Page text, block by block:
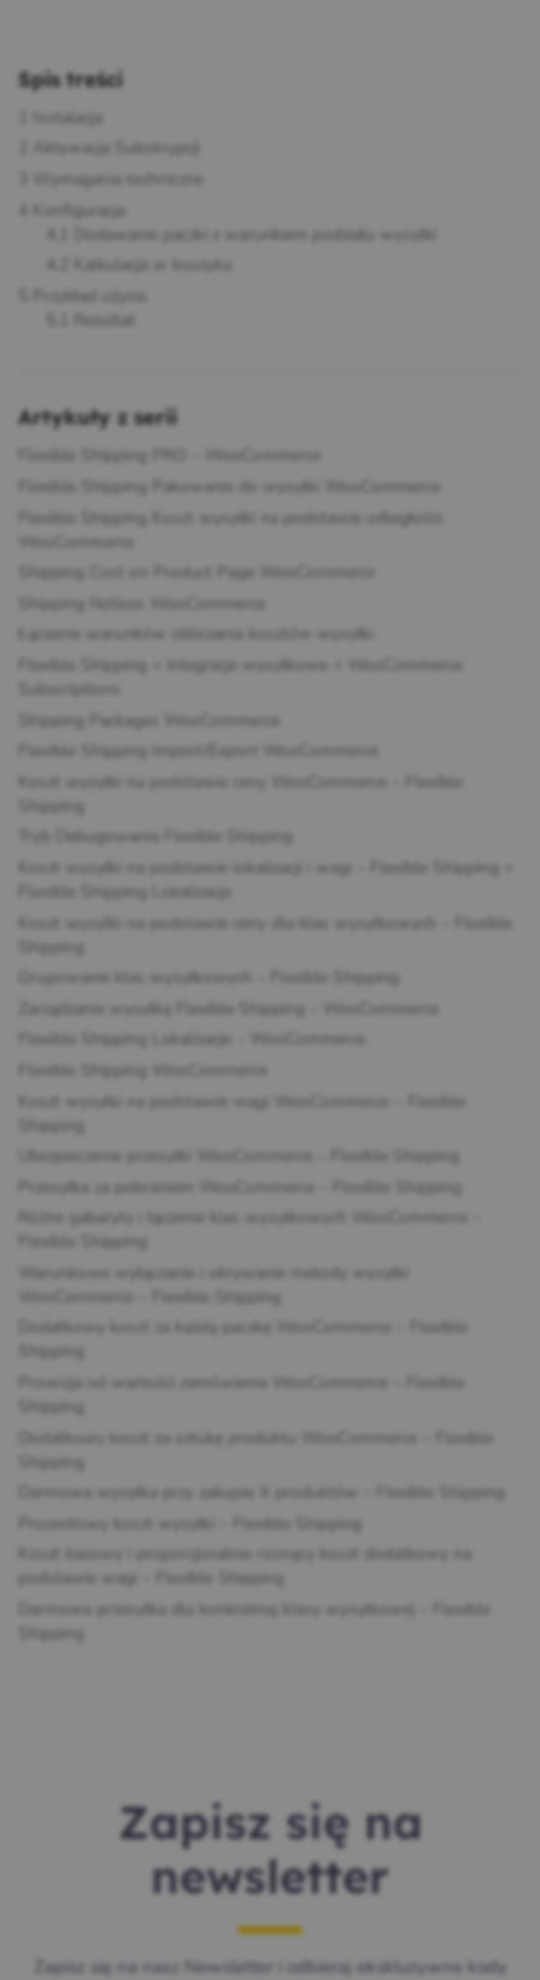
Spis treści
Instalacja
Aktywacja Subskrypcji
Wymagania techniczne
Konfiguracja
Dodawanie paczki z warunkiem podziału wysyłki
Kalkulacja w koszyku
Przykład użycia
Rezultat
Artykuły z serii
Flexible Shipping PRO – WooCommerce
Flexible Shipping Pakowanie do wysyłki WooCommerce
Flexible Shipping Koszt wysyłki na podstawie odległości
WooCommerce
Shipping Cost on Product Page WooCommerce
Shipping Notices WooCommerce
Łączenie warunków obliczania kosztów wysyłki
Flexible Shipping + integracje wysyłkowe + WooCommerce
Subscriptions
Shipping Packages WooCommerce
Flexible Shipping Import/Export WooCommerce
Koszt wysyłki na podstawie ceny WooCommerce – Flexible
Shipping
Tryb Debugowania Flexible Shipping
Koszt wysyłki na podstawie lokalizacji i wagi – Flexible Shipping +
Flexible Shipping Lokalizacje
Koszt wysyłki na podstawie ceny dla klas wysyłkowych – Flexible
Shipping
Grupowanie klas wysyłkowych – Flexible Shipping
Zarządzanie wysyłką Flexible Shipping – WooCommerce
Flexible Shipping Lokalizacje – WooCommerce
Flexible Shipping WooCommerce
Koszt wysyłki na podstawie wagi WooCommerce – Flexible
Shipping
Ubezpieczenie przesyłki WooCommerce – Flexible Shipping
Przesyłka za pobraniem WooCommerce – Flexible Shipping
Różne gabaryty i łączenie klas wysyłkowych WooCommerce –
Flexible Shipping
Warunkowe wyłączanie i ukrywanie metody wysyłki
WooCommerce – Flexible Shipping
Dodatkowy koszt za każdą paczkę WooCommerce – Flexible
Shipping
Prowizja od wartości zamówienia WooCommerce – Flexible
Shipping
Dodatkowy koszt za sztukę produktu WooCommerce – Flexible
Shipping
Darmowa wysyłka przy zakupie X produktów – Flexible Shipping
Procentowy koszt wysyłki – Flexible Shipping
Koszt bazowy i proporcjonalnie rosnący koszt dodatkowy na
podstawie wagi – Flexible Shipping
Darmowa przesyłka dla konkretnej klasy wysyłkowej – Flexible
Shipping
Zapisz się na
newsletter
Zapisz się na nasz Newsletter i odbieraj ekskluzywne kody